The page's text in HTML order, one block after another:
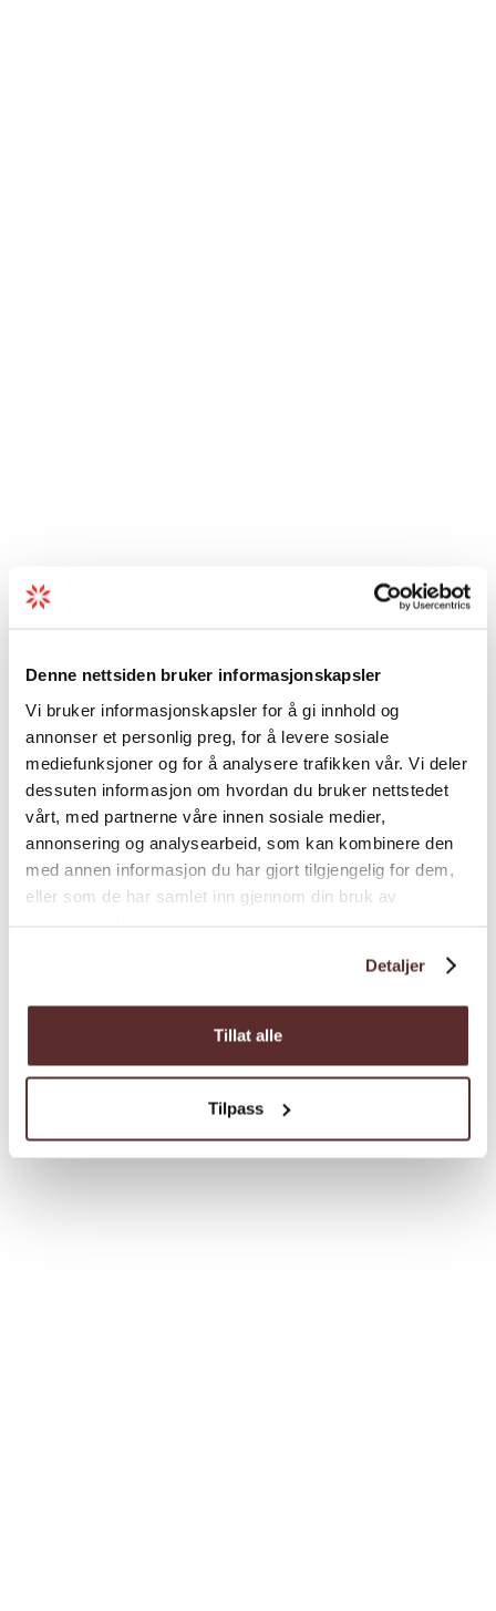
Denne nettsiden bruker informasjonskapsler
Vi bruker informasjonskapsler for å gi innhold og
annonser et personlig preg, for å levere sosiale
mediefunksjoner og for å analysere trafikken vår. Vi deler
dessuten informasjon om hvordan du bruker nettstedet
vårt, med partnerne våre innen sosiale medier,
annonsering og analysearbeid, som kan kombinere den
med annen informasjon du har gjort tilgjengelig for dem,
eller som de har samlet inn gjennom din bruk av
Detaljer
Tillat alle
Tilpass